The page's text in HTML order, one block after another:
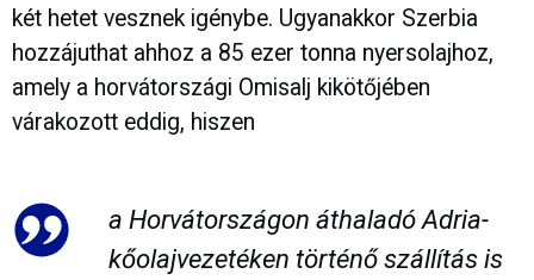
két hetet vesznek igénybe. Ugyanakkor Szerbia
hozzájuthat ahhoz a 85 ezer tonna nyersolajhoz,
amely a horvátországi Omisalj kikötőjében
várakozott eddig, hiszen
a Horvátországon áthaladó Adria-
kőolajvezetéken történő szállítás is